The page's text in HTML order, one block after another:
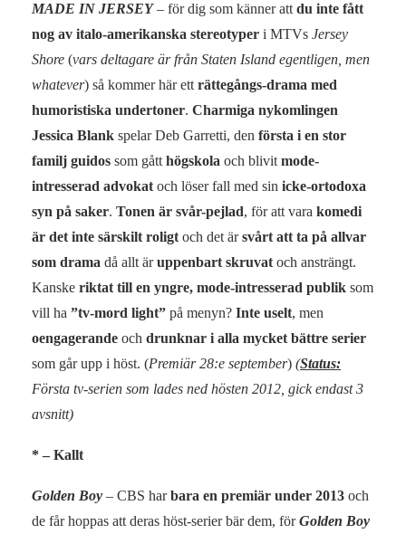
MADE IN JERSEY– för dig som känner attdu inte fått
nog av italo-amerikanska stereotyper i MTVs Jersey
Shore (vars deltagare är från Staten Island egentligen, men
whatever) så kommer här etträttegångs-drama med
humoristiska undertoner. Charmiga nykomlingen
Jessica Blank spelar Deb Garretti, den första i en stor
familj guidos som gåtthögskola och blivitmode-
intresserad advokatoch löser fall med sin icke-ortodoxa
syn på saker. Tonen är svår-pejlad, för att vara komedi
är det inte särskilt roligtoch det ärsvårt att ta på allvar
som drama då allt äruppenbart skruvatoch ansträngt.
Kanske riktat till en yngre, mode-intresserad publik som
vill ha ”tv-mord light” på menyn? Inte uselt, men
oengagerande och drunknar i alla mycket bättre serier
som går upp i höst. (Premiär 28:e september) (Status:
Första tv-serien som lades ned hösten 2012, gick endast 3
avsnitt)
* – Kallt
Golden Boy – CBS harbara en premiär under 2013 och
de får hoppas att deras höst-serier bär dem, förGolden Boy